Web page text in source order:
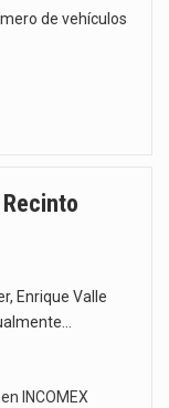
El derecho a la previsibilidad de los horarios de trabajo en turnos rotativos podría ser…
de vehículos
Enrique Valle
INCOMEX